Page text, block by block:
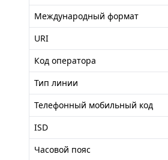
Международный формат
URI
Код оператора
Тип линии
Телефонный мобильный код
ISD
Часовой пояс